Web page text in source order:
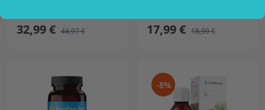
32,99 € 44,97 € 17,99 € 18,99 €
-8%